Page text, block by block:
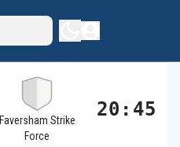
Faversham Strike
Force
20:45